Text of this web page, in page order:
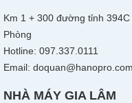
Km 1 + 300 đường tỉnh
Phòng
Hotline: 097.337.0111
Email: doquan@hanopro.com
NHÀ MÁY GIA LÂM